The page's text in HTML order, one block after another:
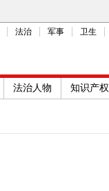
法治 军事 卫生
法治人物 知识产权